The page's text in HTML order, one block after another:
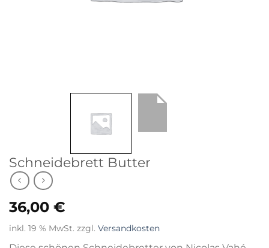
Schneidebrett Butter
36,00 €
inkl. 19 % MwSt. zzgl. Versandkosten